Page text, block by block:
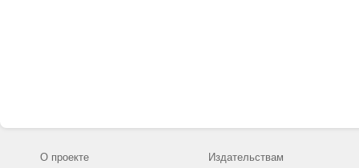
О проекте
Издательствам